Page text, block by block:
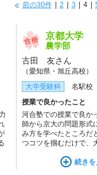
前の30件 2 3 4
京都大学
農学部
古田 友さん
（愛知県・旭丘高校）
大学受験科
名駅校
授業で良かったこと
河合塾での授業で良か
師から京大の問題形式
み方を学べたところだ
つコツを掴むだけで、
続きを